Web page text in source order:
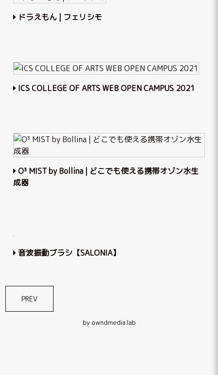
ドラえもん | フェリシモ
ICS COLLEGE OF ARTS WEB OPEN CAMPUS 2021
O³ MIST by Bollina | どこでも使える携帯オゾン水生
成器
音波振動ブラシ【SALONIA】
稿
PREV
by owndmedia.lab